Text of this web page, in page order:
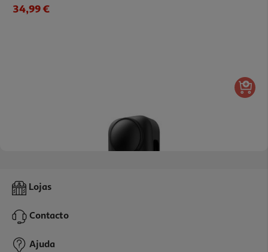
34,99 €
Protetor Lentes Akaso Syac0181-Bk 360
5,99 €
Lojas
Contacto
Ajuda